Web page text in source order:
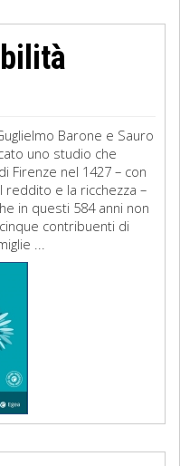
Barone e Sauro
uno studio che
Firenze nel 1427 – con
reddito e la ricchezza –
in questi 584 anni non
contribuenti di
...